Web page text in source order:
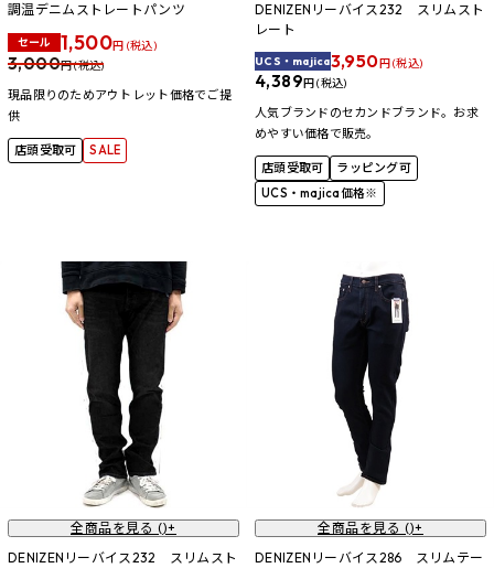
調温デニムストレートパンツ
セール 1,500円 (税込)
3,000円 (税込)
現品限りのためアウトレット価格でご提
供
店頭受取可 SALE
DENIZENリーバイス232 スリムスト
レート
UCS・majica3,950円 (税込)
4,389円 (税込)
人気ブランドのセカンドブランド。お求
めやすい価格で販売。
店頭受取可
ラッピング可
UCS・majica価格※
全商品を見る ()+
DENIZENリーバイス232 スリムスト
全商品を見る ()+
DENIZENリーバイス286 スリムテー